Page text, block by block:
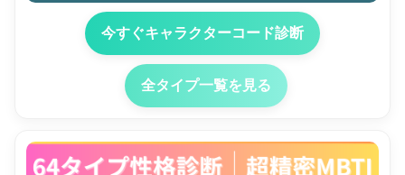
今すぐキャラクターコード診断
全タイプ一覧を見る